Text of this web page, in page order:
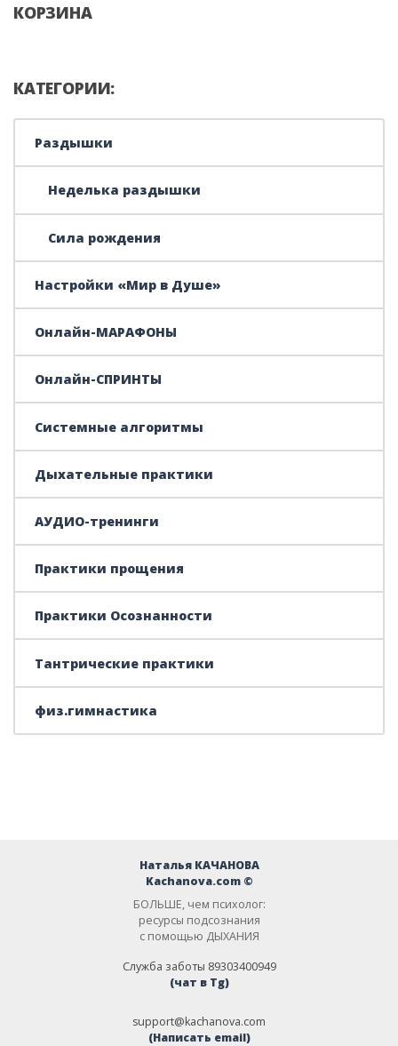
КОРЗИНА
КАТЕГОРИИ:
Раздышки
Неделька раздышки
Сила рождения
Настройки «Мир в Душе»
Онлайн-МАРАФОНЫ
Онлайн-СПРИНТЫ
Системные алгоритмы
Дыхательные практики
АУДИО-тренинги
Практики прощения
Практики Осознанности
Тантрические практики
физ.гимнастика
Наталья КАЧАНОВА
Kachanova.com ©
БОЛЬШЕ, чем психолог:
ресурсы подсознания
с помощью ДЫХАНИЯ
Служба заботы 89303400949
(чат в Tg)
support@kachanova.com
(Написать email)